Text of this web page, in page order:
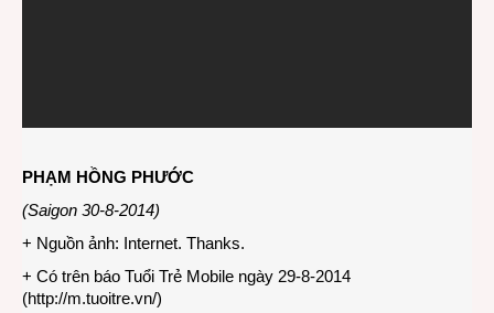
PHẠM HỒNG PHƯỚC
(Saigon 30-8-2014)
+ Nguồn ảnh: Internet. Thanks.
+ Có trên báo Tuổi Trẻ Mobile ngày 29-8-2014
(http://m.tuoitre.vn/)